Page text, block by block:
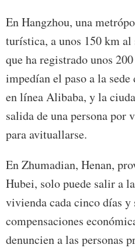
En Hangzhou, una
turística, a unos 150 km al
que ha registrado unos
impedían el paso a la
en línea Alibaba, y la
salida de una persona por
para avituallarse.
En Zhumadian, Henan,
Hubei, solo puede salir a
vivienda cada cinco días y
compensaciones
denuncien a las personas